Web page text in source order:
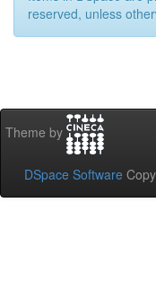
reserved, unless
Theme by
DSpace Software